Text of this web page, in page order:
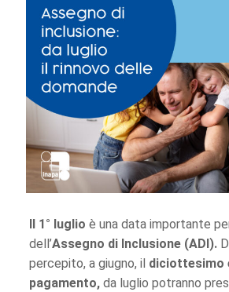
Il 1° luglio è una data importante
dell’Assegno di Inclusione (ADI).
percepito, a giugno, il diciottesimo
pagamento, da luglio potranno